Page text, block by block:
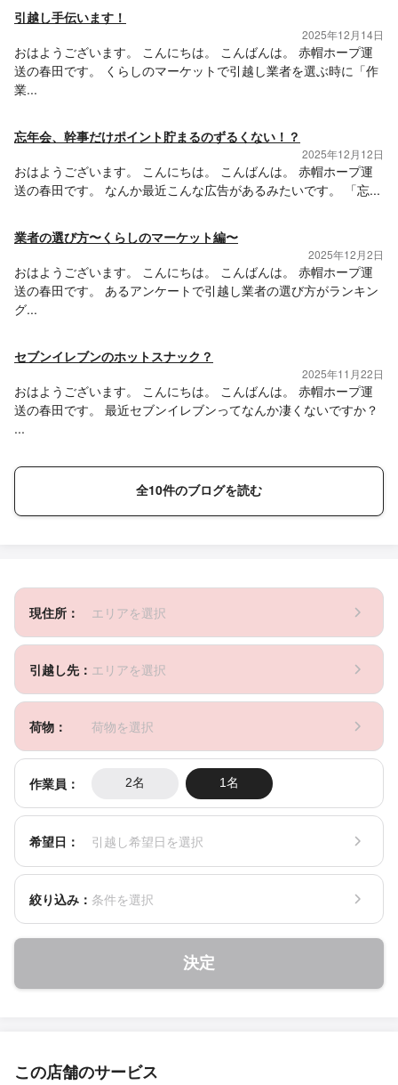
引越し手伝います！
2025年12月14日
おはようございます。 こんにちは。 こんばんは。 赤帽ホープ運
送の春田です。 くらしのマーケットで引越し業者を選ぶ時に「作
業...
忘年会、幹事だけポイント貯まるのずるくない！？
2025年12月12日
おはようございます。 こんにちは。 こんばんは。 赤帽ホープ運
送の春田です。 なんか最近こんな広告があるみたいです。 「忘...
業者の選び方〜くらしのマーケット編〜
2025年12月2日
おはようございます。 こんにちは。 こんばんは。 赤帽ホープ運
送の春田です。 あるアンケートで引越し業者の選び方がランキン
グ...
セブンイレブンのホットスナック？
2025年11月22日
おはようございます。 こんにちは。 こんばんは。 赤帽ホープ運
送の春田です。 最近セブンイレブンってなんか凄くないですか？
...
全10件のブログを読む
現住所： エリアを選択
引越し先： エリアを選択
荷物： 荷物を選択
作業員： 2名 1名
希望日： 引越し希望日を選択
絞り込み： 条件を選択
決定
この店舗のサービス